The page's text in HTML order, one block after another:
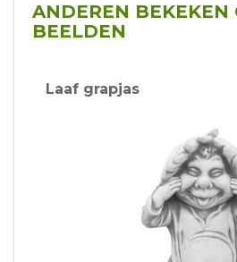
ANDEREN BEKEKEN
BEELDEN
Laaf grapjas